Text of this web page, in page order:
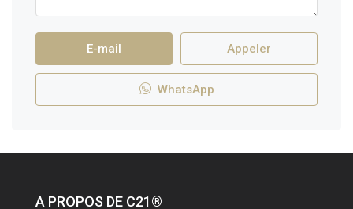
E-mail Appeler
WhatsApp
A PROPOS DE C21®